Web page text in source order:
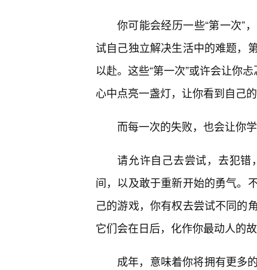
你可能会经历一些“第一次”
试自己独立解决生活中的难题，
以赴。这些“第一次”或许会让你
心中点亮一盏灯，让你看到自己的
而每一次的失败，也会让你
请允许自己去尝试，去犯
间，以及敢于重新开始的勇气。
己的游戏，你有权去尝试不同的
它们会在日后，化作你最动人的
成年，意味着你将拥有更多